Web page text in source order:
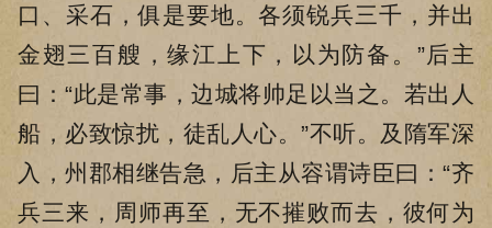
口、采石，俱是要地。各须锐兵三千，并出
金翅三百艘，缘江上下，以为防备。”后主
曰：“此是常事，边城将帅足以当之。若出人
船，必致惊扰，徒乱人心。”不听。及隋军深
入，州郡相继告急，后主从容谓诗臣曰：“齐
兵三来，周师再至，无不摧败而去，彼何为